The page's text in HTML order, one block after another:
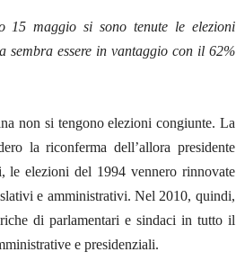
15 maggio si sono tenute le elezioni
sembra essere in vantaggio con il 62%
non si tengono elezioni congiunte. La
la riconferma dell’allora presidente
le elezioni del 1994 vennero rinnovate
e amministrativi. Nel 2010, quindi,
di parlamentari e sindaci in tutto il
e presidenziali.